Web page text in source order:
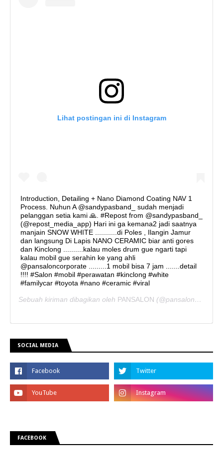
Lihat postingan ini di Instagram
Introduction, Detailing + Nano Diamond Coating NAV 1
Process. Nuhun A @sandypasband_ sudah menjadi
pelanggan setia kami 🙏. #Repost from @sandypasband_
(@repost_media_app) Hari ini ga kemana2 jadi saatnya
manjain SNOW WHITE ...........di Poles , Ilangin Jamur
dan langsung Di Lapis NANO CERAMIC biar anti gores
dan Kinclong ..........kalau moles drum gue ngarti tapi
kalau mobil gue serahin ke yang ahli
@pansaloncorporate .........1 mobil bisa 7 jam .......detail
!!!! #Salon #mobil #perawatan #kinclong #white
#familycar #toyota #nano #ceramic #viral
Sebuah kiriman dibagikan oleh PANSALON (@pansaloncorporate) pada
SOCIAL MEDIA
FACEBOOK